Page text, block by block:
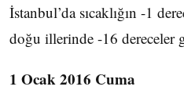
İstanbul’da sıcaklığın -1
doğu illerinde -16 dereceler
1 Ocak 2016 Cuma